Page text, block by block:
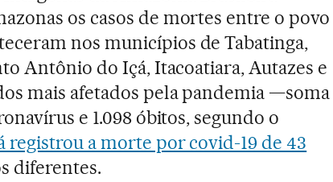
os casos de mortes entre o povo
nos municípios de Tabatinga,
Antônio do Içá, Itacoatiara, Autazes e
mais afetados pela pandemia —soma
e 1.098 óbitos, segundo o
registrou a morte por covid-19 de 43
diferentes.